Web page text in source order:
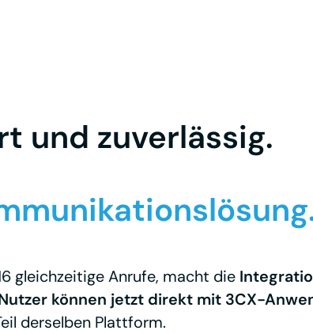
und zuverlässig.
gleichzeitige Anrufe, macht die
können jetzt direkt mit 3CX-
derselben Plattform.